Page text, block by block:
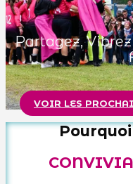
Partagez,
VOIR LES